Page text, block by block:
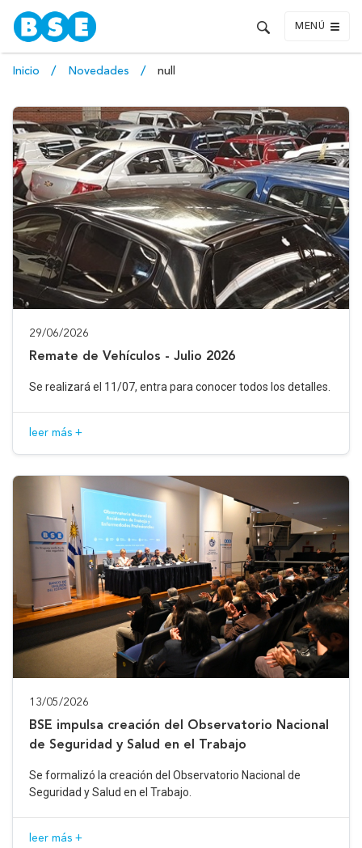
MENÚ
Inicio Novedades null
29/06/2026
Remate de Vehículos - Julio 2026
Se realizará el 11/07, entra para conocer todos los detalles.
leer más +
13/05/2026
BSE impulsa creación del Observatorio Nacional
de Seguridad y Salud en el Trabajo
Se formalizó la creación del Observatorio Nacional de
Seguridad y Salud en el Trabajo.
leer más +